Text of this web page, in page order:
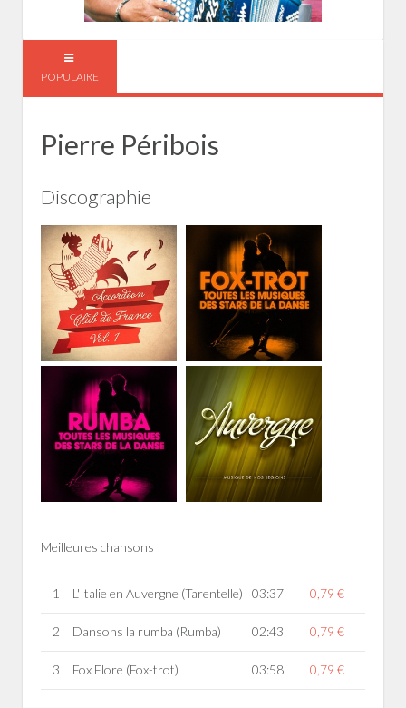
POPULAIRE
Pierre Péribois
Discographie
Meilleures chansons
1 L'Italie en Auvergne (Tarentelle) 03:37 0,79 €
2 Dansons la rumba (Rumba) 02:43 0,79 €
3 Fox Flore (Fox-trot) 03:58 0,79 €